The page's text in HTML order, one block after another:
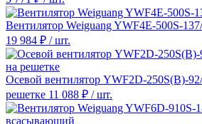
Вентилятор Weiguang YWF4E-500S-
19 984 ₽ / шт.
Осевой вентилятор YWF2D-250S(B)-
решетке 11 088 ₽ / шт.